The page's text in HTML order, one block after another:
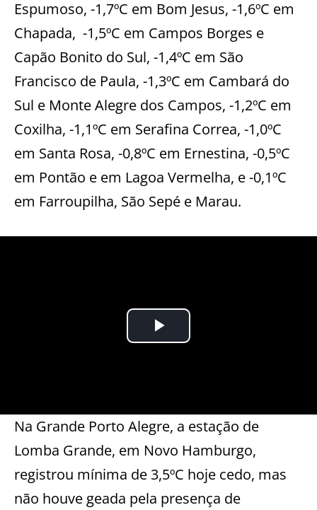
Espumoso, -1,7ºC em Bom Jesus, -1,6ºC em
Chapada, -1,5ºC em Campos Borges e
Capão Bonito do Sul, -1,4ºC em São
Francisco de Paula, -1,3ºC em Cambará do
Sul e Monte Alegre dos Campos, -1,2ºC em
Coxilha, -1,1ºC em Serafina Correa, -1,0ºC
em Santa Rosa, -0,8ºC em Ernestina, -0,5ºC
em Pontão e em Lagoa Vermelha, e -0,1ºC
em Farroupilha, São Sepé e Marau.
Na Grande Porto Alegre, a estação de
Lomba Grande, em Novo Hamburgo,
registrou mínima de 3,5ºC hoje cedo, mas
não houve geada pela presença de